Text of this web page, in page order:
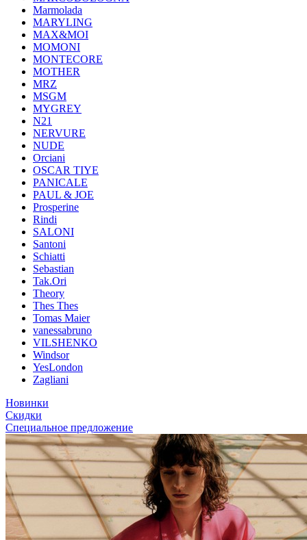
Marmolada
MARYLING
MAX&MOI
MOMONI
MONTECORE
MOTHER
MRZ
MSGM
MYGREY
N21
NERVURE
NUDE
Orciani
OSCAR TIYE
PANICALE
PAUL & JOE
Prosperine
Rindi
SALONI
Santoni
Schiatti
Sebastian
Tak.Ori
Theory
Thes Thes
Tomas Maier
vanessabruno
VILSHENKO
Windsor
YesLondon
Zagliani
Новинки
Скидки
Специальное предложение